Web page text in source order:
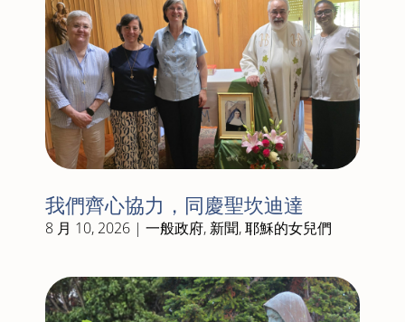
我們齊心協力，同慶聖坎迪達
8 月 10, 2026| 一般政府, 新聞,耶穌的女兒們